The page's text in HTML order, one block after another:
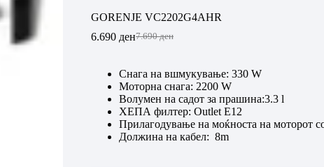
GORENJE VC2202G4AHR
7.690ден
Original
7.690 ден.
6.690 денCurrent
6.690 ден.
Снага на вшмукување: 330 W
Моторна снага: 2200 W
Волумен на садот за прашина:3.3 l
ХЕПА филтер: Outlet E12
Прилагодување на моќноста на моторот
Должина на кабел: 8m